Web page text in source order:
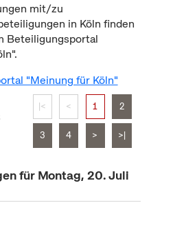
mit/zu
in Köln finden
Beteiligungsportal
"Meinung für Köln"
|< < 1 2
3 4 > >|
für Montag, 20. Juli